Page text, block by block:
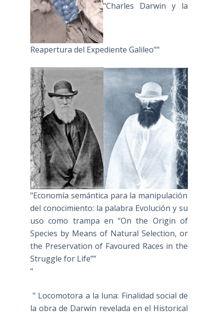
"Charles Darwin y la
Reapertura del Expediente Galileo""
"Economía semántica para la manipulación
del conocimiento: la palabra Evolución y su
uso como trampa en “On the Origin of
Species by Means of Natural Selection, or
the Preservation of Favoured Races in the
Struggle for Life””
"
" Locomotora a la luna: Finalidad social de
la obra de Darwin revelada en el Historical